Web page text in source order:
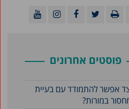
פוסטים אחרונים
אפשר להתמודד עם בעיית
במורות?